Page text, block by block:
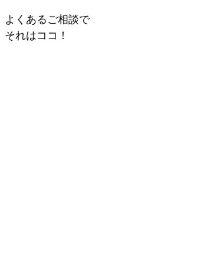
よくあるご相談で
それはココ！